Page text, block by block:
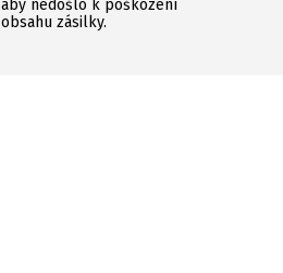
aby nedošlo k poškození
obsahu zásilky.